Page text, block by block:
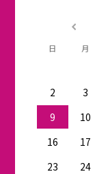
日 月
2
3
9
10
16
17
23
24